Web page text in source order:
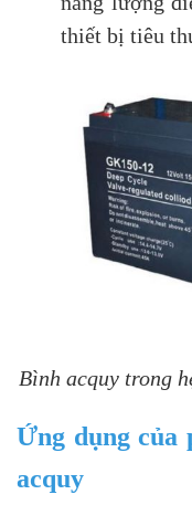
thiết bị tiêu
Bình acquy trong
Ứng dụng của
acquy